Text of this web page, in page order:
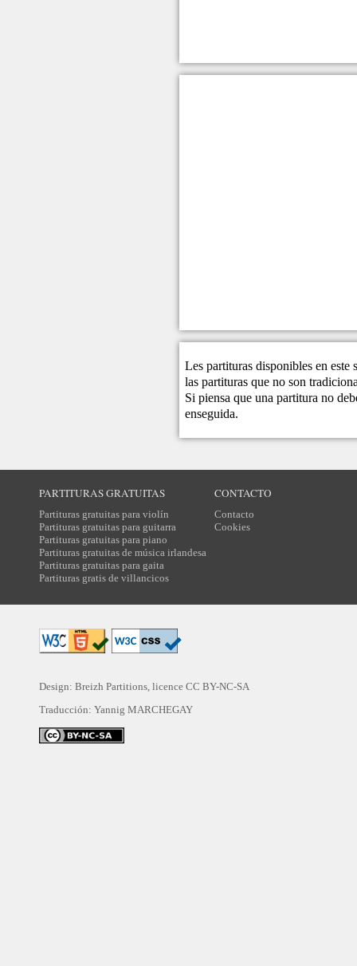
Les partituras disponibles en este
las partituras que no son
Si piensa que una partitura no
enseguida.
PARTITURAS GRATUITAS
Partituras gratuitas para violín
Partituras gratuitas para guitarra
Partituras gratuitas para piano
Partituras gratuitas de música irlandesa
Partituras gratuitas para gaita
Partituras gratis de villancicos
CONTACTO
Contacto
Cookies
Design: Breizh Partitions, licence CC BY-NC-SA
Traducción: Yannig MARCHEGAY